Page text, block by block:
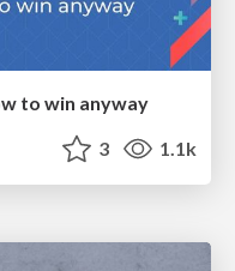
to win anyway
3 1.1k